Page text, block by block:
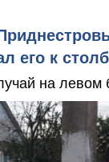
его к
на левом